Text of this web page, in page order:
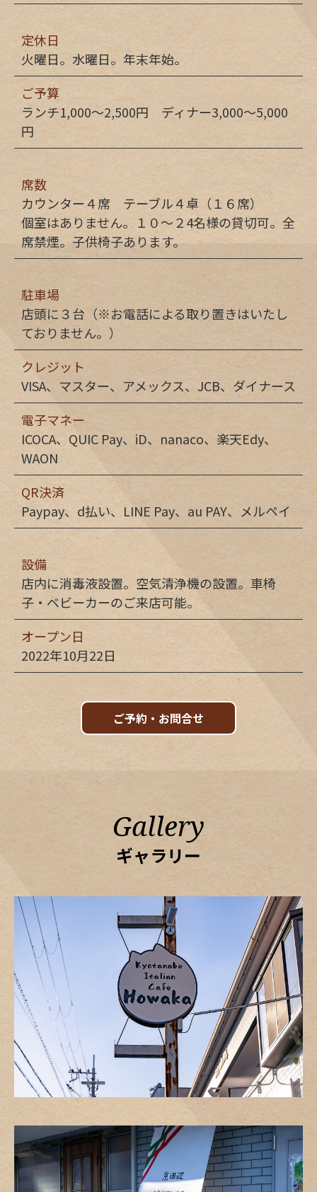
定休日
火曜日。水曜日。年末年始。
ご予算
ランチ1,000〜2,500円 ディナー3,000〜5,000
円
席数
カウンター４席 テーブル４卓（１６席）
個室はありません。１０〜２4名様の貸切可。全
席禁煙。子供椅子あります。
駐車場
店頭に３台（※お電話による取り置きはいたし
ておりません。）
クレジット
VISA、マスター、アメックス、JCB、ダイナース
電子マネー
ICOCA、QUIC Pay、iD、nanaco、楽天Edy、
WAON
QR決済
Paypay、d払い、LINE Pay、au PAY、メルペイ
設備
店内に消毒液設置。空気清浄機の設置。車椅
子・ベビーカーのご来店可能。
オープン日
2022年10月22日
ご予約・お問合せ
Gallery
ギャラリー